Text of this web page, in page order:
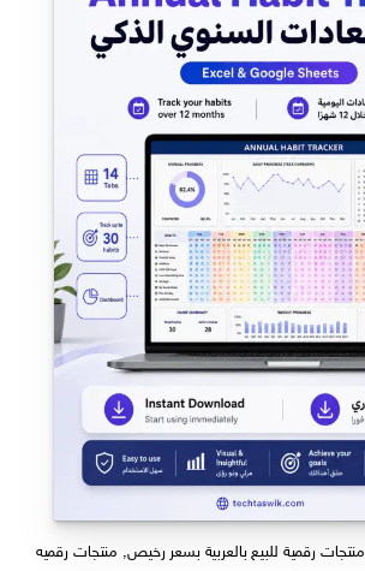
منتجات رقمية للبيع بالعربية بسعر رخيص, منتجات رقميه